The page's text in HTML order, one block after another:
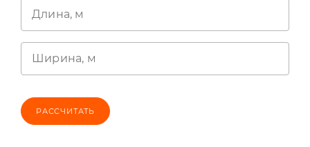
Длина, м
Ширина, м
РАССЧИТАТЬ